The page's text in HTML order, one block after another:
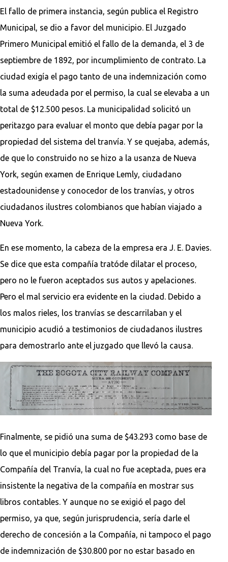
El fallo de primera instancia, según publica el Registro
Municipal, se dio a favor del municipio. El Juzgado
Primero Municipal emitió el fallo de la demanda, el 3 de
septiembre de 1892, por incumplimiento de contrato. La
ciudad exigía el pago tanto de una indemnización como
la suma adeudada por el permiso, la cual se elevaba a un
total de $12.500 pesos. La municipalidad solicitó un
peritazgo para evaluar el monto que debía pagar por la
propiedad del sistema del tranvía. Y se quejaba, además,
de que lo construido no se hizo a la usanza de Nueva
York, según examen de Enrique Lemly, ciudadano
estadounidense y conocedor de los tranvías, y otros
ciudadanos ilustres colombianos que habían viajado a
Nueva York.
En ese momento, la cabeza de la empresa era J. E. Davies.
Se dice que esta compañía tratóde dilatar el proceso,
pero no le fueron aceptados sus autos y apelaciones.
Pero el mal servicio era evidente en la ciudad. Debido a
los malos rieles, los tranvías se descarrilaban y el
municipio acudió a testimonios de ciudadanos ilustres
para demostrarlo ante el juzgado que llevó la causa.
Finalmente, se pidió una suma de $43.293 como base de
lo que el municipio debía pagar por la propiedad de la
Compañía del Tranvía, la cual no fue aceptada, pues era
insistente la negativa de la compañía en mostrar sus
libros contables. Y aunque no se exigió el pago del
permiso, ya que, según jurisprudencia, sería darle el
derecho de concesión a la Compañía, ni tampoco el pago
de indemnización de $30.800 por no estar basado en